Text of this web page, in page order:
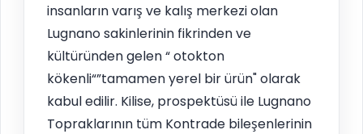
insanların varış ve kalış merkezi olan
Lugnano sakinlerinin fikrinden ve
kültüründen gelen “ otokton
kökenli“”tamamen yerel bir ürün" olarak
kabul edilir. Kilise, prospektüsü ile Lugnano
Topraklarının tüm Kontrade bileşenlerinin